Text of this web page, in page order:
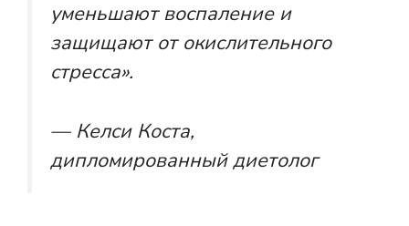
уменьшают воспаление и
защищают от окислительного
стресса».
— Келси Коста,
дипломированный диетолог